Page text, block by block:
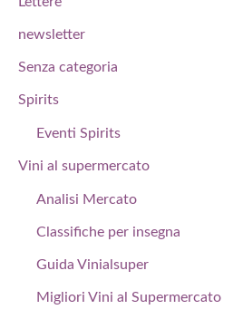
newsletter
Senza categoria
Spirits
Eventi Spirits
Vini al supermercato
Analisi Mercato
Classifiche per insegna
Guida Vinialsuper
Migliori Vini al Supermercato